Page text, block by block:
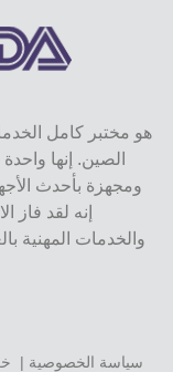
إنه لقد فاز
والخدمات المهنية
سياسة الخصوصية |